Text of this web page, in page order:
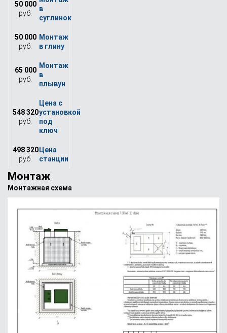
50 000
руб.
50 000
руб.
65 000
руб.
548 320
руб.
498 320
руб.
Монтаж
Монтажная схема